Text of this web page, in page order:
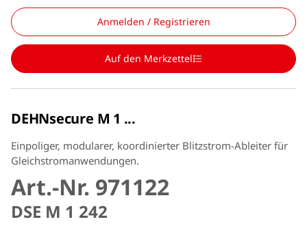
Anmelden / Registrieren
Auf den Merkzettel
DEHNsecure M 1 ...
Einpoliger, modularer, koordinierter Blitzstrom-Ableiter für
Gleichstromanwendungen.
Art.-Nr. 971122
DSE M 1 242